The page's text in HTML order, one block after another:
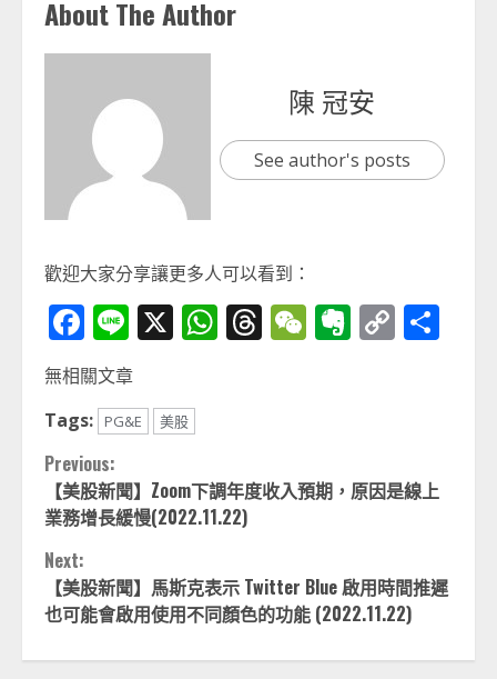
About The Author
陳 冠安
See author's posts
歡迎大家分享讓更多人可以看到：
Facebook
Line
X WhatsApp
Threads
WeChat
Evernote
Copy
無相關文章
Tags:
PG&E 美股
Continue
Reading
Previous:
【美股新聞】Zoom下調年度收入預期，原因是線上
業務增長緩慢(2022.11.22)
Next:
【美股新聞】馬斯克表示 Twitter Blue 啟用時間推遲
也可能會啟用使用不同顏色的功能 (2022.11.22)